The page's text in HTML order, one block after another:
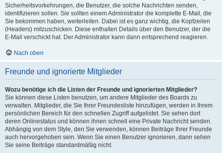
Sicherheitsvorkehrungen, die Benutzer, die solche Nachrichten senden,
identifizieren sollen. Sie sollten einem Administrator die komplette E-Mail, die
Sie bekommen haben, weiterleiten. Dabei ist es ganz wichtig, die Kopfzeilen
(Headers) mitzuschicken. Diese enthalten Details über den Benutzer, der die
E-Mail verschickt hat. Der Administrator kann dann entsprechend reagieren.
Nach oben
Freunde und ignorierte Mitglieder
Wozu benötige ich die Listen der Freunde und ignorierten Mitglieder?
Sie können diese Listen benutzen, um andere Mitglieder des Boards zu
verwalten. Mitglieder, die Sie Ihrer Freundesliste hinzufügen, werden in Ihrem
persönlichen Bereich für den schnellen Zugriff aufgelistet. Sie sehen dort
deren Onlinestatus und können ihnen schnell eine Private Nachricht senden.
Abhängig von dem Style, den Sie verwenden, können Beiträge Ihrer Freunde
auch hervorgehoben sein. Wenn Sie einen Benutzer ignorieren, dann sehen
Sie seine Beiträge standardmäßig nicht.